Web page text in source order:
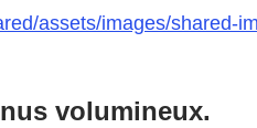
assets/images/shared-
volumineux.